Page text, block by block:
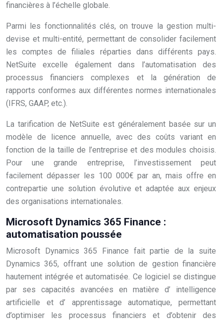
financières à l’échelle globale.
Parmi les fonctionnalités clés, on trouve la gestion multi-
devise et multi-entité, permettant de consolider facilement
les comptes de filiales réparties dans différents pays.
NetSuite excelle également dans l’automatisation des
processus financiers complexes et la génération de
rapports conformes aux différentes normes internationales
(IFRS, GAAP, etc.).
La tarification de NetSuite est généralement basée sur un
modèle de licence annuelle, avec des coûts variant en
fonction de la taille de l’entreprise et des modules choisis.
Pour une grande entreprise, l’investissement peut
facilement dépasser les 100 000€ par an, mais offre en
contrepartie une solution évolutive et adaptée aux enjeux
des organisations internationales.
Microsoft Dynamics 365 Finance :
automatisation poussée
Microsoft Dynamics 365 Finance fait partie de la suite
Dynamics 365, offrant une solution de gestion financière
hautement intégrée et automatisée. Ce logiciel se distingue
par ses capacités avancées en matière d’ intelligence
artificielle et d’ apprentissage automatique, permettant
d’optimiser les processus financiers et d’obtenir des